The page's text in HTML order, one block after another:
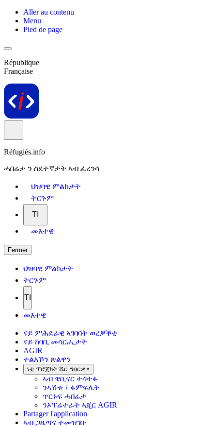
Aller au contenu
Menu
Pied de page
République
Française
Réfugiés.info
ሓበሬታ ን ስደተኛታት ኣብ ፈረንሳ
ህዝባዊ ምልክታት
ትርጉም
TI
መእተዊ
Fermer
ህዝባዊ ምልክታት
ትርጉም
TI
መእተዊ
ናይ ምሕደራዊ ኣገባባት ወረቓቕቲ
ናይ ከባቢ መሳርሒታት
AGIR
ተልእኾን ጽልዋን
ነቲ ፕሮጀክት ሼር ግበርዎ።
ኣብ ዌቢናር ተሳተፉ
ንኣሽቱ ፣ ፋምፍሌት
ጥርኑፍ ሓበሬታ
ንኦፕሬተራት ኣጂር AGIR
Partager l'application
ኣብ ጋዜጣና ተመዝገቡ